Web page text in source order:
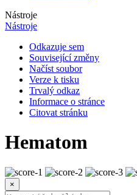
Nástroje
Nástroje
Odkazuje sem
Související změny
Načíst soubor
Verze k tisku
Trvalý odkaz
Informace o stránce
Citovat stránku
Hematom
×